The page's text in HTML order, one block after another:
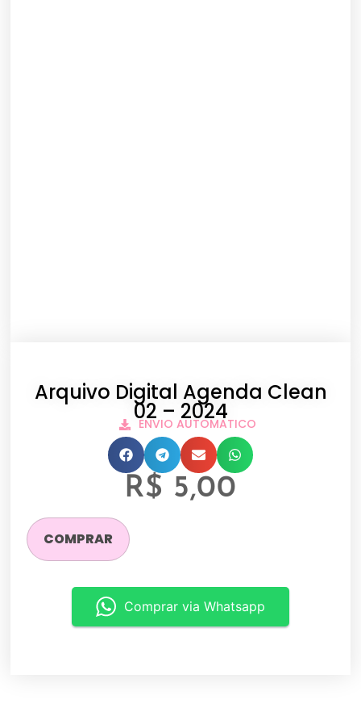
Arquivo Digital Agenda Clean
02 – 2024
ENVIO AUTOMATICO
R$ 5,00
COMPRAR
Comprar via Whatsapp